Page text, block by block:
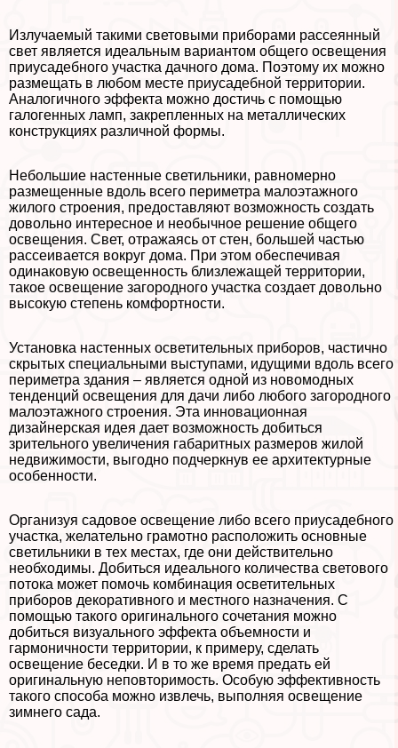
Излучаемый такими световыми приборами рассеянный
свет является идеальным вариантом общего освещения
приусадебного участка дачного дома. Поэтому их можно
размещать в любом месте приусадебной территории.
Аналогичного эффекта можно достичь с помощью
галогенных ламп, закрепленных на металлических
конструкциях различной формы.
Небольшие настенные светильники, равномерно
размещенные вдоль всего периметра малоэтажного
жилого строения, предоставляют возможность создать
довольно интересное и необычное решение общего
освещения. Свет, отражаясь от стен, большей частью
рассеивается вокруг дома. При этом обеспечивая
одинаковую освещенность близлежащей территории,
такое освещение загородного участка создает довольно
высокую степень комфортности.
Установка настенных осветительных приборов, частично
скрытых специальными выступами, идущими вдоль всего
периметра здания – является одной из новомодных
тенденций освещения для дачи либо любого загородного
малоэтажного строения. Эта инновационная
дизайнерская идея дает возможность добиться
зрительного увеличения габаритных размеров жилой
недвижимости, выгодно подчеркнув ее архитектурные
особенности.
Организуя садовое освещение либо всего приусадебного
участка, желательно грамотно расположить основные
светильники в тех местах, где они действительно
необходимы. Добиться идеального количества светового
потока может помочь комбинация осветительных
приборов декоративного и местного назначения. С
помощью такого оригинального сочетания можно
добиться визуального эффекта объемности и
гармоничности территории, к примеру, сделать
освещение беседки. И в то же время предать ей
оригинальную неповторимость. Особую эффективность
такого способа можно извлечь, выполняя освещение
зимнего сада.